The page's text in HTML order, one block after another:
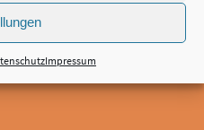
Impressum
2 Personen, ab ca. 18 qm²,
Radio, Kühlschrank, Sitzecke, WC,